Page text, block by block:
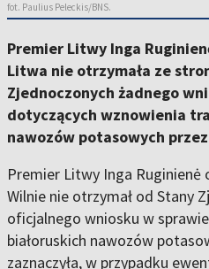
fot. Paulius Peleckis/BNS.
Premier Litwy Inga
Litwa nie otrzymała ze
Zjednoczonych żadnego
dotyczących wznowienia
nawozów potasowych
Premier Litwy Inga Ruginienė
Wilnie nie otrzymał od Stany
oficjalnego wniosku w
białoruskich nawozów
zaznaczyła, w przypadku